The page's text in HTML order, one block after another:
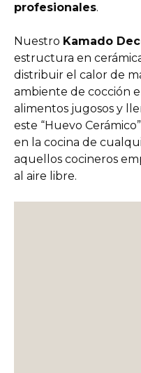
profesionales.
Nuestro Kamado
estructura en
distribuir el calor de
ambiente de cocción
alimentos jugosos y
este “Huevo
en la cocina de
aquellos cocineros
al aire libre.